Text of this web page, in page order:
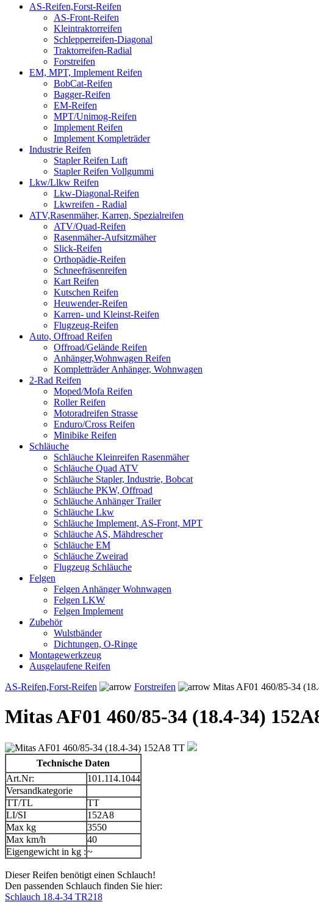
AS-Reifen,Forst-Reifen
AS-Front-Reifen
Kleintraktorreifen
Schlepperreifen-Diagonal
Traktorreifen-Radial
Forstreifen
EM, MPT, Implement Reifen
BobCat-Reifen
Bagger-Reifen
EM-Reifen
MPT/Unimog-Reifen
Implement Reifen
Implement Kompleträder
Industrie Reifen
Stapler Reifen Luft
Stapler Reifen Vollgummi
Lkw/Llkw Reifen
Lkw-Diagonal-Reifen
Lkwreifen - Radial
ATV,Rasenmäher, Karren, Spezialreifen
ATV/Quad-Reifen
Rasenmäher-Aufsitzmäher
Slick-Reifen
Orthopädie-Reifen
Schneefräsenreifen
Kart Reifen
Kutschen Reifen
Heuwender-Reifen
Karren- und Kleinst-Reifen
Flugzeug-Reifen
Auto, Offroad Reifen
Offroad/Gelände Reifen
Anhänger,Wohnwagen Reifen
Kompletträder Anhänger, Wohnwagen
2-Rad Reifen
Moped/Mofa Reifen
Roller Reifen
Motoradreifen Strasse
Enduro/Cross Reifen
Minibike Reifen
Schläuche
Schläuche Kleinreifen Rasenmäher
Schläuche Quad ATV
Schläuche Stapler, Industrie, Bobcat
Schläuche PKW, Offroad
Schläuche Anhänger Trailer
Schläuche Lkw
Schläuche Implement, AS-Front, MPT
Schläuche AS, Mähdrescher
Schläuche EM
Schläuche Zweirad
Flugzeug Schläuche
Felgen
Felgen Anhänger Wohnwagen
Felgen LKW
Felgen Implement
Zubehör
Wulstbänder
Dichtungen, O-Ringe
Montagewerkzeug
Ausgelaufene Reifen
AS-Reifen,Forst-Reifen
Forstreifen Mitas AF01 460/85-34
Mitas AF01 460/85-34 (18.4-34)
Technische Daten
Art.Nr:
101.114.1044
Versandkategorie
TT/TL
TT
LI/SI
152A8
Max kg
3550
Max km/h
40
Eigengewicht in kg :~
Dieser Reifen benötigt einen Schlauch!
Den passenden Schlauch finden Sie hier:
Schlauch 18.4-34 TR218